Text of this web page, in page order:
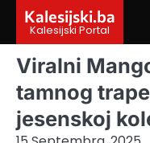
content
Kalesijski.ba
Kalesijski Portal
Viralni
tamnog
jesenskoj